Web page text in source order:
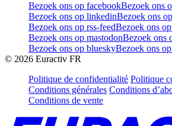
Bezoek ons op facebookBezoek ons
Bezoek ons op linkedinBezoek ons
Bezoek ons op rss-feedBezoek ons
Bezoek ons op mastodonBezoek ons
Bezoek ons op blueskyBezoek ons
© 2026 Euractiv FR
Politique de confidentialité Politique
Conditions générales Conditions
Conditions de vente